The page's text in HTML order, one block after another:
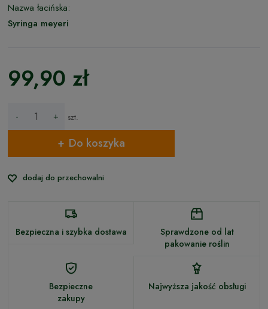
Nazwa łacińska:
Syringa meyeri
99,90 zł
- + szt.
Do koszyka
dodaj do przechowalni
Bezpieczna i szybka dostawa
Sprawdzone od lat
pakowanie roślin
Bezpieczne
zakupy
Najwyższa jakość obsługi